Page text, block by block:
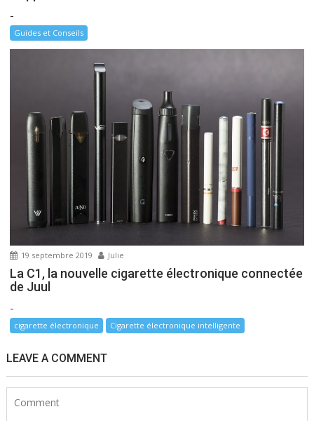
-
Guides et Conseils
19 septembre 2019 Julie
La C1, la nouvelle cigarette électronique connectée
de Juul
-
cigarette électronique Cigarette électronique intelligente
LEAVE A COMMENT